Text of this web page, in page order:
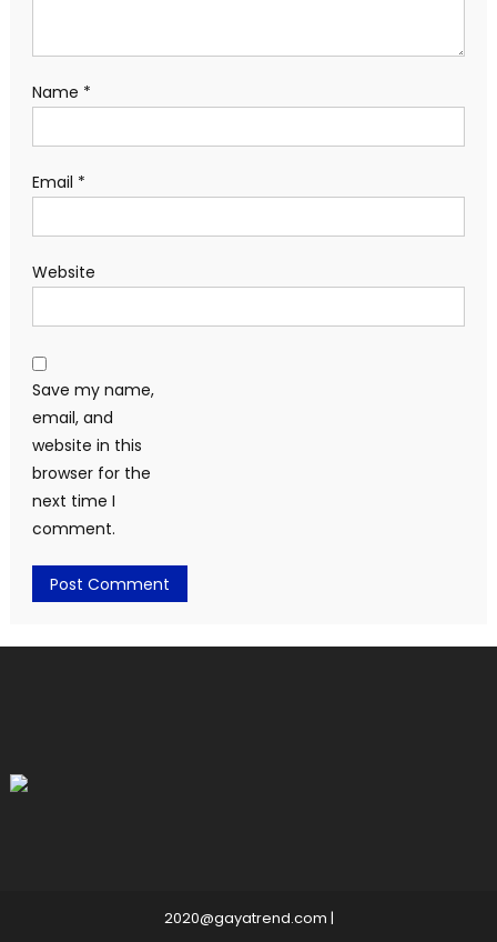
Name *
Email *
Website
Save my name,
email, and
website in this
browser for the
next time I
comment.
2020@gayatrend.com |